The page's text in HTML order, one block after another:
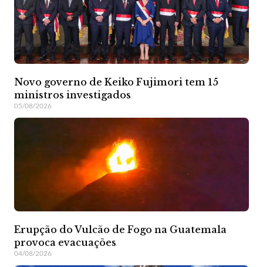
Novo governo de Keiko Fujimori tem 15
ministros investigados
05/08/2026
Erupção do Vulcão de Fogo na Guatemala
provoca evacuações
04/08/2026